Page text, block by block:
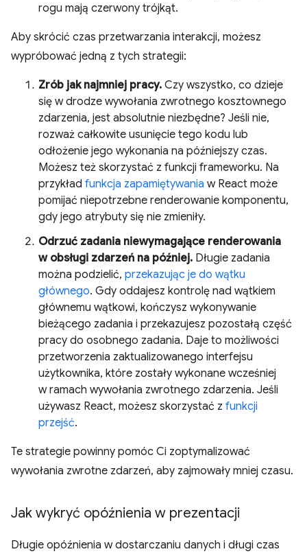
rogu mają czerwony trójkąt.
Aby skrócić czas przetwarzania interakcji, możesz
wypróbować jedną z tych strategii:
Zrób jak najmniej pracy. Czy wszystko, co dzieje
się w drodze wywołania zwrotnego kosztownego
zdarzenia, jest absolutnie niezbędne? Jeśli nie,
rozważ całkowite usunięcie tego kodu lub
odłożenie jego wykonania na późniejszy czas.
Możesz też skorzystać z funkcji frameworku. Na
przykład funkcja zapamiętywania w React może
pomijać niepotrzebne renderowanie komponentu,
gdy jego atrybuty się nie zmieniły.
Odrzuć zadania niewymagające renderowania
w obsługi zdarzeń na później. Długie zadania
można podzielić, przekazując je do wątku
głównego. Gdy oddajesz kontrolę nad wątkiem
głównemu wątkowi, kończysz wykonywanie
bieżącego zadania i przekazujesz pozostałą część
pracy do osobnego zadania. Daje to możliwości
przetworzenia zaktualizowanego interfejsu
użytkownika, które zostały wykonane wcześniej
w ramach wywołania zwrotnego zdarzenia. Jeśli
używasz React, możesz skorzystać z funkcji
przejść.
Te strategie powinny pomóc Ci zoptymalizować
wywołania zwrotne zdarzeń, aby zajmowały mniej czasu.
Jak wykryć opóźnienia w prezentacji
Długie opóźnienia w dostarczaniu danych i długi czas